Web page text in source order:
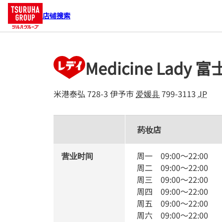
店铺搜索
Medicine Lady 富
米港泰弘 728-3 伊予市爱媛县799-3113 JP
药妆店
营业时间 周一 09:00～22:00
周二 09:00～22:00
周三 09:00～22:00
周四 09:00～22:00
周五 09:00～22:00
周六 09:00～22:00